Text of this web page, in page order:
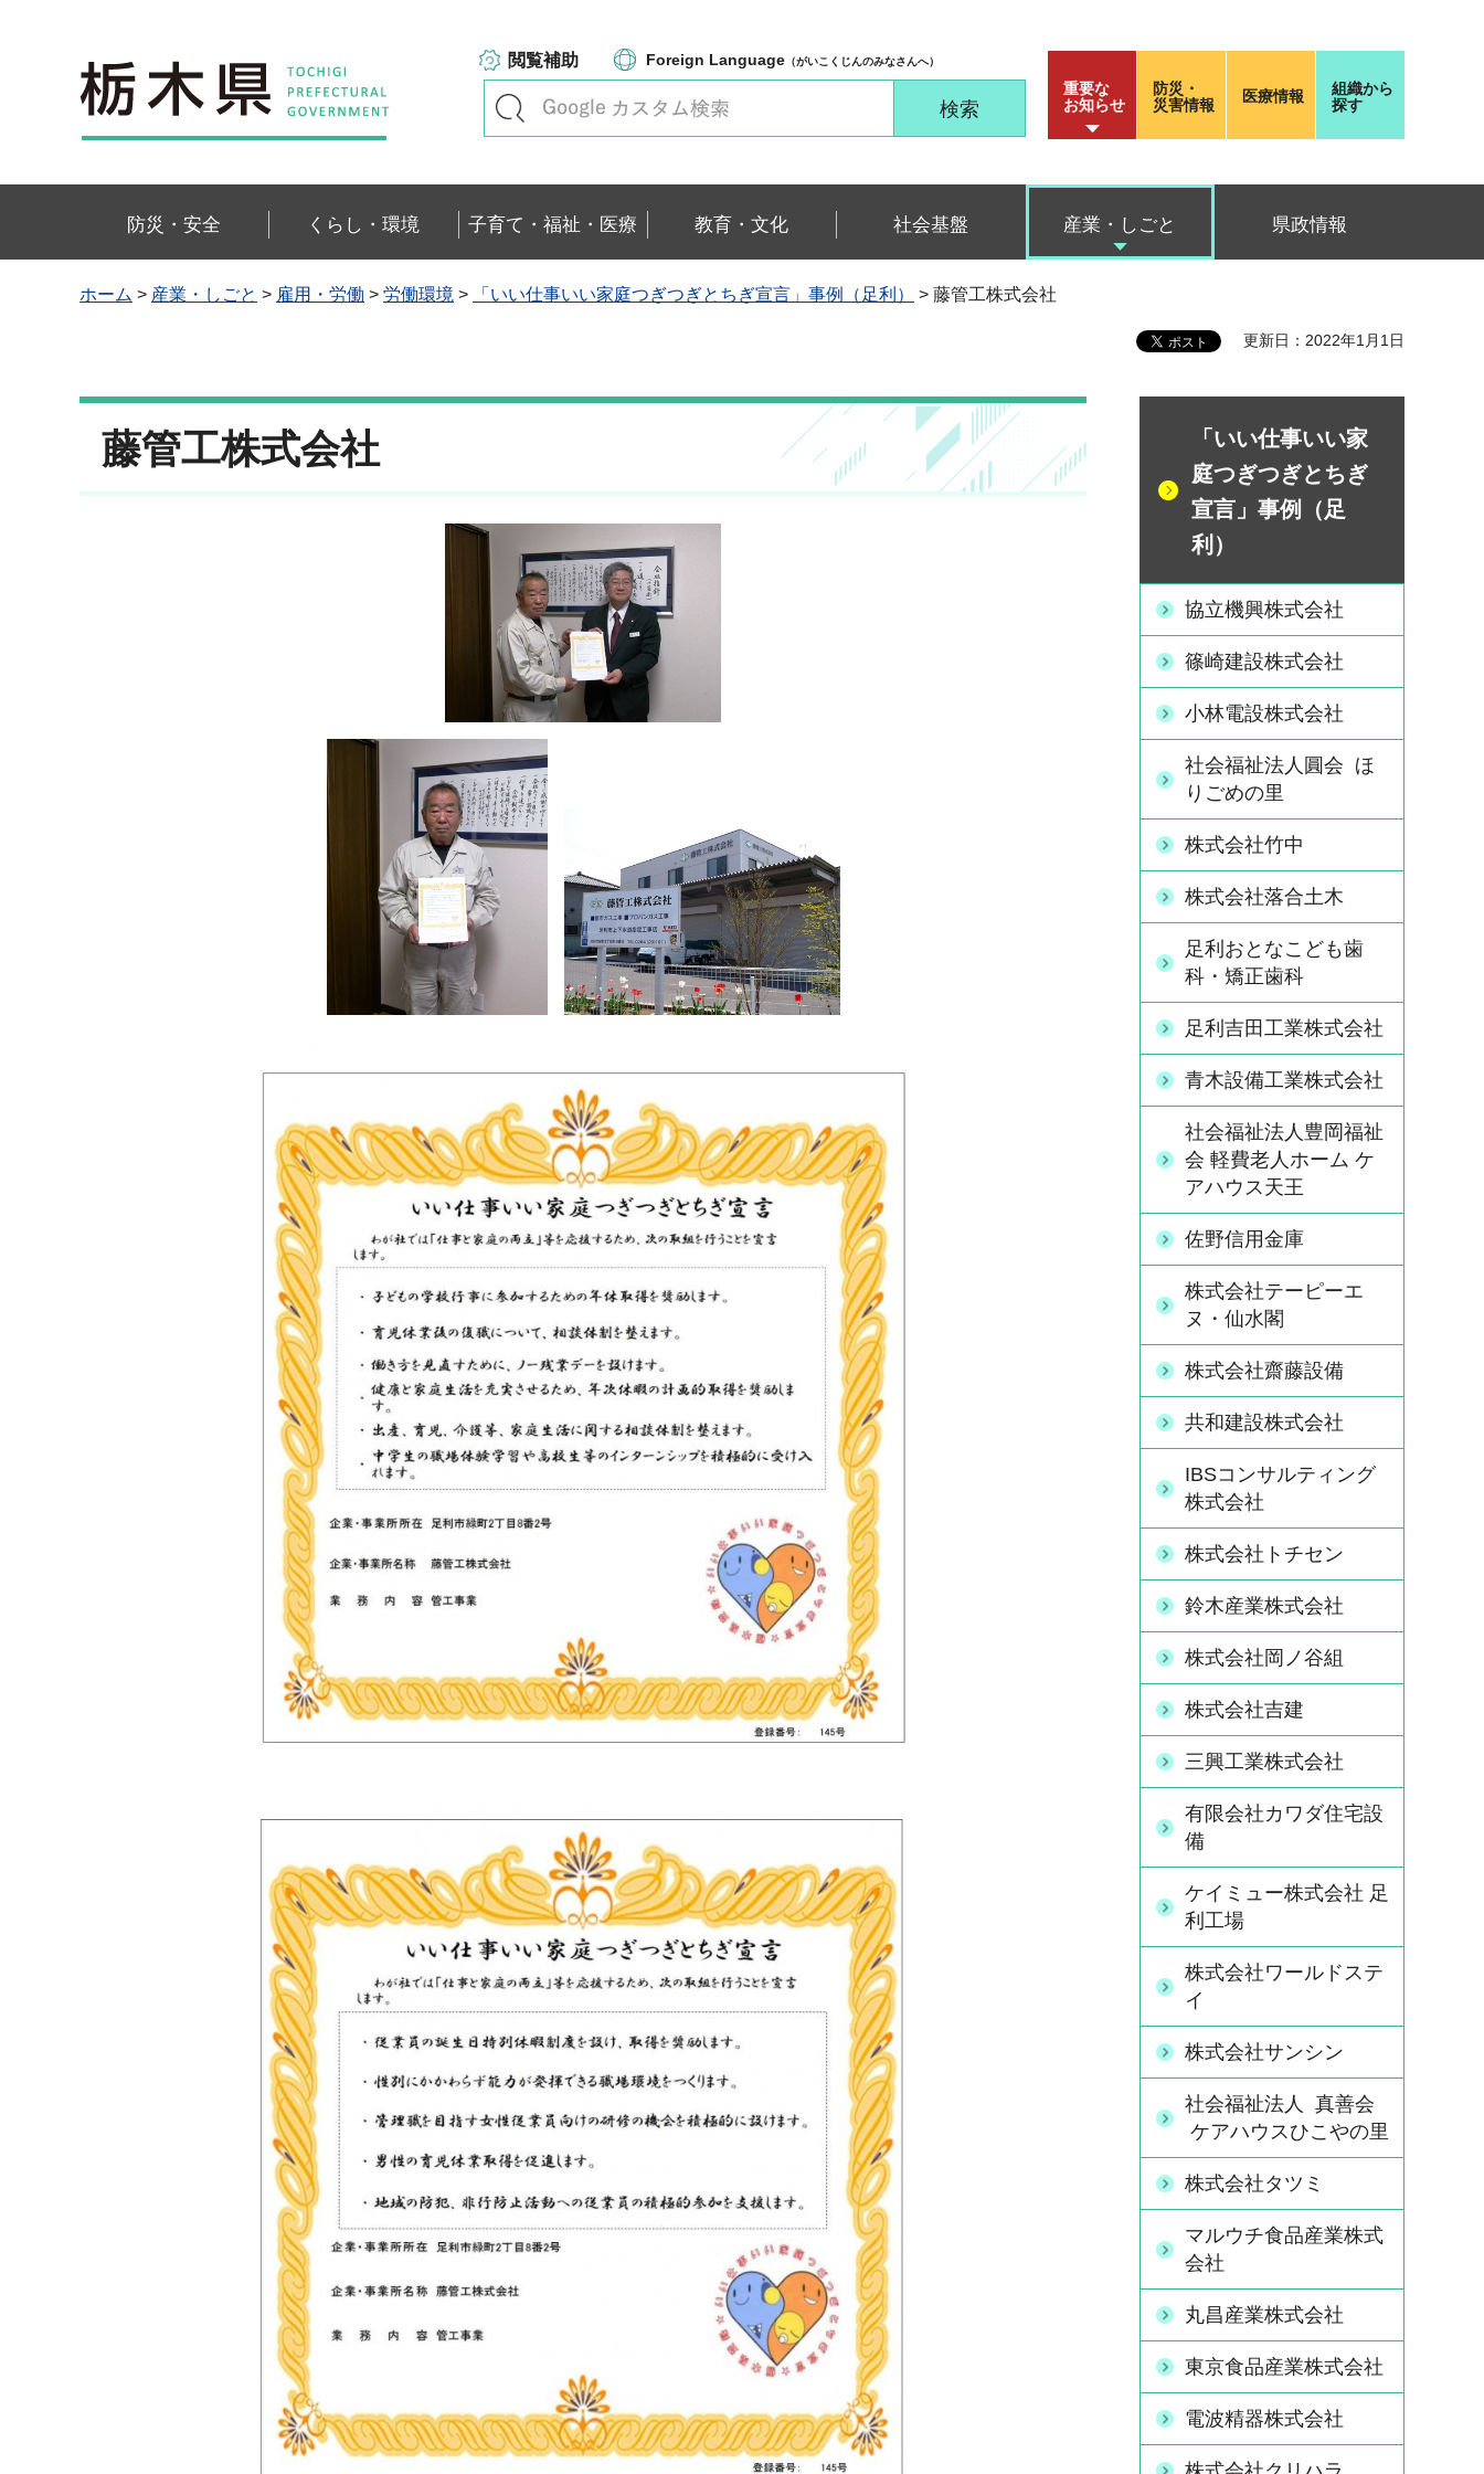
栃木県
閲覧補助 Foreign Language （がいこくじんのみなさんへ）
重要な
お知らせ
防災・
災害情報
医療情報
組織から
探す
防災・安全 くらし・環境 子育て・福祉・医療 教育・文化 社会基盤 産業・しごと 県政情報
ホーム > 産業・しごと > 雇用・労働 > 労働環境 > 「いい仕事いい家庭つぎつぎとちぎ宣言」事例（足利） > 藤管工株式会社
更新日：2022年1月1日
藤管工株式会社
「いい仕事いい家
庭つぎつぎとちぎ
宣言」事例（足
利）
協立機興株式会社
篠崎建設株式会社
小林電設株式会社
社会福祉法人圓会 ほ
りごめの里
株式会社竹中
株式会社落合土木
足利おとなこども歯
科・矯正歯科
足利吉田工業株式会社
青木設備工業株式会社
社会福祉法人豊岡福祉
会 軽費老人ホーム ケ
アハウス天王
佐野信用金庫
株式会社テーピーエ
ヌ・仙水閣
株式会社齋藤設備
共和建設株式会社
IBSコンサルティング
株式会社
株式会社トチセン
鈴木産業株式会社
株式会社岡ノ谷組
株式会社吉建
三興工業株式会社
有限会社カワダ住宅設
備
ケイミュー株式会社 足
利工場
株式会社ワールドステ
イ
株式会社サンシン
社会福祉法人 真善会
ケアハウスひこやの里
株式会社タツミ
マルウチ食品産業株式
会社
丸昌産業株式会社
東京食品産業株式会社
電波精器株式会社